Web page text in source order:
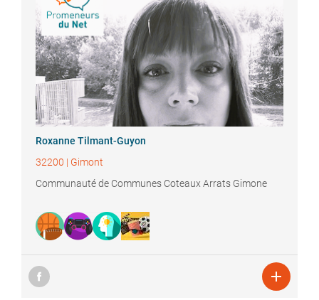
Roxanne Tilmant-Guyon
32200 | Gimont
Communauté de Communes Coteaux Arrats Gimone
